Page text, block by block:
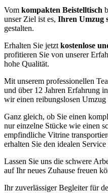
Vom kompakten Beistelltisch
unser Ziel ist es, Ihren Umzug
gestalten.
Erhalten Sie jetzt kostenlose
profitieren Sie von unserer
hohe Qualität.
Mit unserem professionellen
und über 12 Jahren Erfahrung
wir einen reibungslosen
Ganz gleich, ob Sie einen
nur einzelne Stücke wie einen
empfindliche Vitrine
erhalten Sie den idealen
Lassen Sie uns die schwere
auf Ihr neues Zuhause freuen
Ihr zuverlässiger Begleiter für